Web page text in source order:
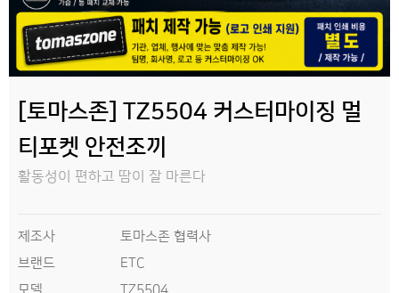
[토마스존] TZ5504 커스터마이징 멀
티포켓 안전조끼
활동성이 편하고 땀이 잘 마른다
제조사
토마스존 협력사
브랜드
ETC
모델
TZ5504